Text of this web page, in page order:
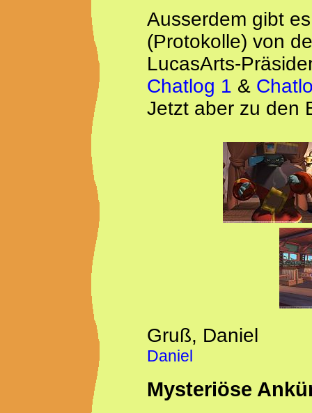
Ausserdem gibt
(Protokolle) von
LucasArts-
Chatlog 1 &
Jetzt aber zu den
Gruß, Daniel
Daniel
Mysteriöse